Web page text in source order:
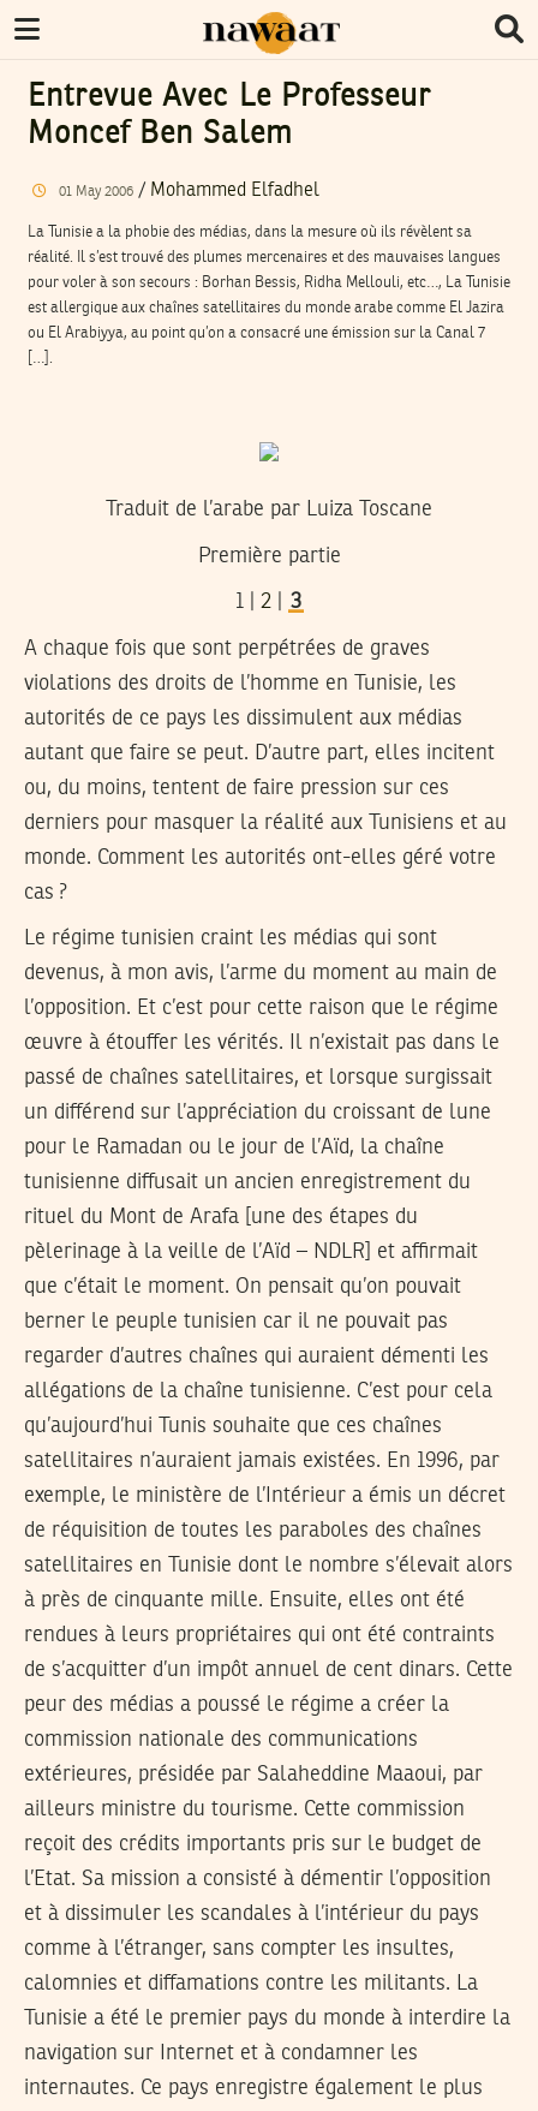
Entrevue Avec Le Professeur
Moncef Ben Salem
01 May 2006/ Mohammed Elfadhel
La Tunisie a la phobie des médias, dans la mesure où ils révèlent sa
réalité. Il s’est trouvé des plumes mercenaires et des mauvaises langues
pour voler à son secours : Borhan Bessis, Ridha Mellouli, etc…, La Tunisie
est allergique aux chaînes satellitaires du monde arabe comme El Jazira
ou El Arabiyya, au point qu’on a consacré une émission sur la Canal 7
[…].
Traduit de l’arabe par Luiza Toscane
Première partie
1 | 2| 3
A chaque fois que sont perpétrées de graves
violations des droits de l’homme en Tunisie, les
autorités de ce pays les dissimulent aux médias
autant que faire se peut. D’autre part, elles incitent
ou, du moins, tentent de faire pression sur ces
derniers pour masquer la réalité aux Tunisiens et au
monde. Comment les autorités ont-elles géré votre
cas ?
Le régime tunisien craint les médias qui sont
devenus, à mon avis, l’arme du moment au main de
l’opposition. Et c’est pour cette raison que le régime
œuvre à étouffer les vérités. Il n’existait pas dans le
passé de chaînes satellitaires, et lorsque surgissait
un différend sur l’appréciation du croissant de lune
pour le Ramadan ou le jour de l’Aïd, la chaîne
tunisienne diffusait un ancien enregistrement du
rituel du Mont de Arafa [une des étapes du
pèlerinage à la veille de l’Aïd – NDLR] et affirmait
que c’était le moment. On pensait qu’on pouvait
berner le peuple tunisien car il ne pouvait pas
regarder d’autres chaînes qui auraient démenti les
allégations de la chaîne tunisienne. C’est pour cela
qu’aujourd’hui Tunis souhaite que ces chaînes
satellitaires n’auraient jamais existées. En 1996, par
exemple, le ministère de l’Intérieur a émis un décret
de réquisition de toutes les paraboles des chaînes
satellitaires en Tunisie dont le nombre s’élevait alors
à près de cinquante mille. Ensuite, elles ont été
rendues à leurs propriétaires qui ont été contraints
de s’acquitter d’un impôt annuel de cent dinars. Cette
peur des médias a poussé le régime a créer la
commission nationale des communications
extérieures, présidée par Salaheddine Maaoui, par
ailleurs ministre du tourisme. Cette commission
reçoit des crédits importants pris sur le budget de
l’Etat. Sa mission a consisté à démentir l’opposition
et à dissimuler les scandales à l’intérieur du pays
comme à l’étranger, sans compter les insultes,
calomnies et diffamations contre les militants. La
Tunisie a été le premier pays du monde à interdire la
navigation sur Internet et à condamner les
internautes. Ce pays enregistre également le plus